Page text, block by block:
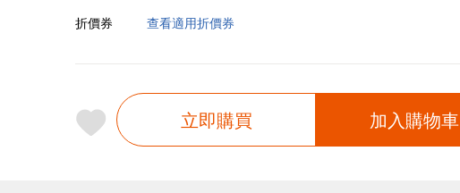
折價券
查看適用折價券
立即購買 加入購物車